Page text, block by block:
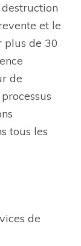
et le
plus de 30
de
tous les
de